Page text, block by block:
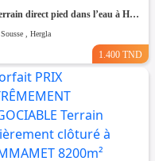
2 Terrain direct pied dans l’eau à Hergla
Sousse , Hergla
1.400 TND